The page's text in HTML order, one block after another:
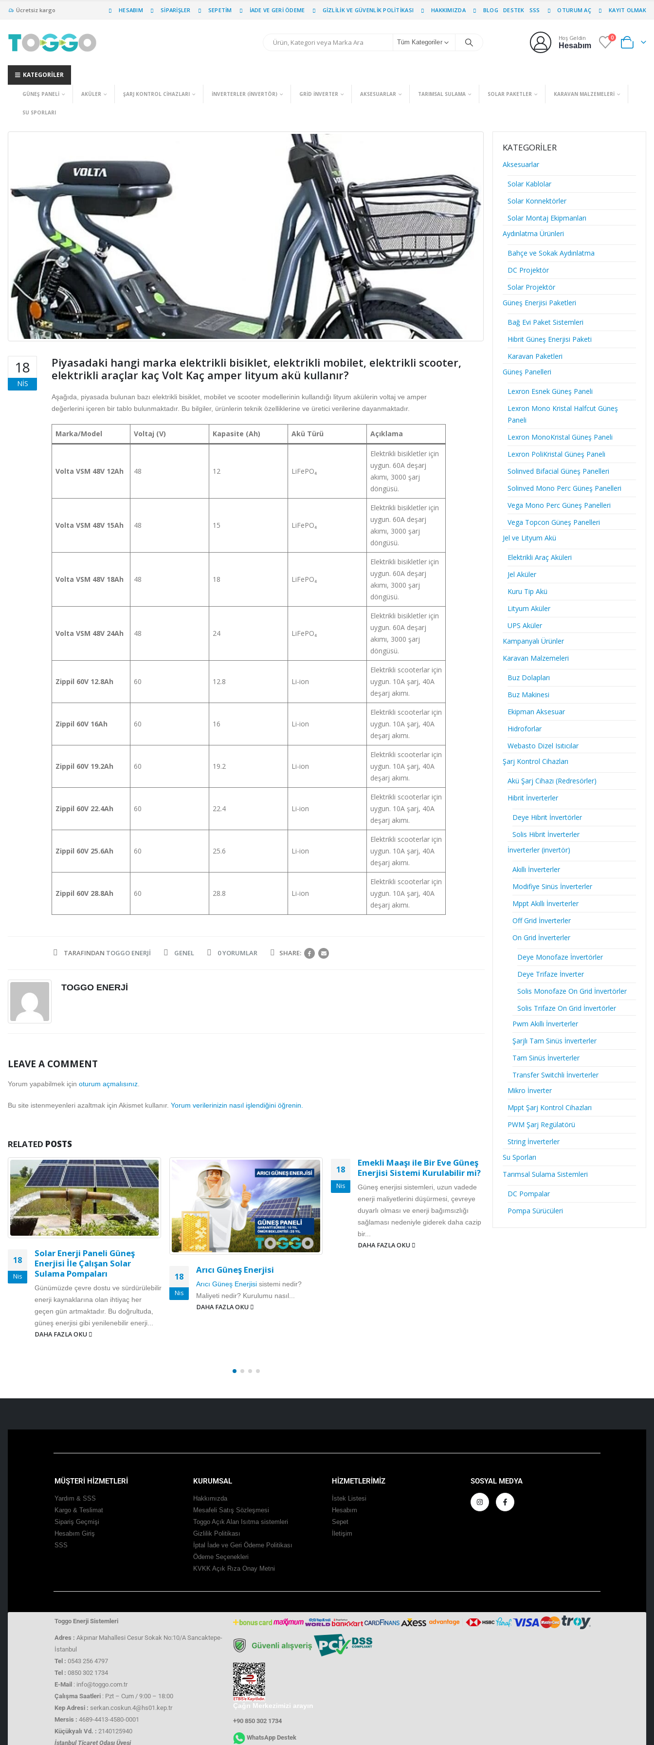
Ücretsiz kargo HESABIM SIPARIŞLER SEPETIM İADE VE GERI ÖDEME GIZLILIK VE GÜVENLIK POLITIKASI HAKKIMIZDA BLOG DESTEK SSS OTURUM AÇ KAYIT OLMAK
Tüm Kategoriler
Hoş Geldin
Hesabım
0
KATEGORILER
GÜNEŞ PANELI AKÜLER ŞARJ KONTROL CIHAZLARI İNVERTERLER (INVERTÖR) GRID İNVERTER AKSESUARLAR TARIMSAL SULAMA SOLAR PAKETLER KARAVAN MALZEMELERI
SU SPORLARI
18
NIS
Piyasadaki hangi marka elektrikli bisiklet, elektrikli mobilet, elektrikli scooter,
elektrikli araçlar kaç Volt Kaç amper lityum akü kullanır?
Aşağıda, piyasada bulunan bazı elektrikli bisiklet, mobilet ve scooter modellerinin kullandığı lityum akülerin voltaj ve amper
değerlerini içeren bir tablo bulunmaktadır. Bu bilgiler, ürünlerin teknik özelliklerine ve üretici verilerine dayanmaktadır.​
Marka/Model Voltaj (V) Kapasite (Ah) Akü Türü Açıklama
Volta VSM 48V 12Ah 48 12 LiFePO₄
Elektrikli bisikletler için
uygun. 60A deşarj
akımı, 3000 şarj
döngüsü.
Volta VSM 48V 15Ah 48 15 LiFePO₄
Elektrikli bisikletler için
uygun. 60A deşarj
akımı, 3000 şarj
döngüsü.
Volta VSM 48V 18Ah 48 18 LiFePO₄
Elektrikli bisikletler için
uygun. 60A deşarj
akımı, 3000 şarj
döngüsü.
Volta VSM 48V 24Ah 48 24 LiFePO₄
Elektrikli bisikletler için
uygun. 60A deşarj
akımı, 3000 şarj
döngüsü.
Zippil 60V 12.8Ah 60 12.8 Li-ion
Elektrikli scooterlar için
uygun. 10A şarj, 40A
deşarj akımı.
Zippil 60V 16Ah 60 16 Li-ion
Elektrikli scooterlar için
uygun. 10A şarj, 40A
deşarj akımı.
Zippil 60V 19.2Ah 60 19.2 Li-ion
Elektrikli scooterlar için
uygun. 10A şarj, 40A
deşarj akımı.
Zippil 60V 22.4Ah 60 22.4 Li-ion
Elektrikli scooterlar için
uygun. 10A şarj, 40A
deşarj akımı.
Zippil 60V 25.6Ah 60 25.6 Li-ion
Elektrikli scooterlar için
uygun. 10A şarj, 40A
deşarj akımı.
Zippil 60V 28.8Ah 60 28.8 Li-ion
Elektrikli scooterlar için
uygun. 10A şarj, 40A
deşarj akımı.
TARAFINDAN TOGGO ENERJI GENEL 0 YORUMLAR SHARE:
TOGGO ENERJI
LEAVE A COMMENT
Yorum yapabilmek için oturum açmalısınız
Bu site istenmeyenleri azaltmak için Akismet kullanır. Yorum verilerinizin nasıl işlendiğini öğrenin.
RELATED POSTS
18
Nis
Solar Enerji Paneli Güneş
Enerjisi İle Çalışan Solar
Sulama Pompaları
Günümüzde çevre dostu ve sürdürülebilir
enerji kaynaklarına olan ihtiyaç her
geçen gün artmaktadır. Bu doğrultuda,
güneş enerjisi gibi yenilenebilir enerji...
DAHA FAZLA OKU
18
Nis
Arıcı Güneş Enerjisi
Arıcı Güneş Enerjisi sistemi nedir?
Maliyeti nedir? Kurulumu nasıl...
DAHA FAZLA OKU
18
Nis
Emekli Maaşı ile Bir Eve Güneş
Enerjisi Sistemi Kurulabilir mi?
Güneş enerjisi sistemleri, uzun vadede
enerji maliyetlerini düşürmesi, çevreye
duyarlı olması ve enerji bağımsızlığı
sağlaması nedeniyle giderek daha cazip
bir...
DAHA FAZLA OKU
KATEGORILER
Aksesuarlar
Solar Kablolar
Solar Konnektörler
Solar Montaj Ekipmanları
Aydınlatma Ürünleri
Bahçe ve Sokak Aydınlatma
DC Projektör
Solar Projektör
Güneş Enerjisi Paketleri
Bağ Evi Paket Sistemleri
Hibrit Güneş Enerjisi Paketi
Karavan Paketleri
Güneş Panelleri
Lexron Esnek Güneş Paneli
Lexron Mono Kristal Halfcut Güneş
Paneli
Lexron MonoKristal Güneş Paneli
Lexron PoliKristal Güneş Paneli
Solinved Bifacial Güneş Panelleri
Solinved Mono Perc Güneş Panelleri
Vega Mono Perc Güneş Panelleri
Vega Topcon Güneş Panelleri
Jel ve Lityum Akü
Elektrikli Araç Aküleri
Jel Aküler
Kuru Tip Akü
Lityum Aküler
UPS Aküler
Kampanyalı Ürünler
Karavan Malzemeleri
Buz Dolapları
Buz Makinesi
Ekipman Aksesuar
Hidroforlar
Webasto Dizel Isıtıcılar
Şarj Kontrol Cihazları
Akü Şarj Cihazı (Redresörler)
Hibrit İnverterler
Deye Hibrit İnvertörler
Solis Hibrit İnverterler
İnverterler (invertör)
Akıllı İnverterler
Modifiye Sinüs İnverterler
Mppt Akıllı İnverterler
Off Grid İnverterler
On Grid İnverterler
Deye Monofaze İnvertörler
Deye Trifaze İnverter
Solis Monofaze On Grid İnvertörler
Solis Trifaze On Grid İnvertörler
Pwm Akıllı İnverterler
Şarjlı Tam Sinüs İnverterler
Tam Sinüs İnverterler
Transfer Switchli İnverterler
Mikro İnverter
Mppt Şarj Kontrol Cihazları
PWM Şarj Regülatörü
String İnverterler
Su Sporları
Tarımsal Sulama Sistemleri
DC Pompalar
Pompa Sürücüleri
MÜŞTERİ HİZMETLERİ
Yardım & SSS
Kargo & Teslimat
Sipariş Geçmişi
Hesabım Giriş
SSS
KURUMSAL
Hakkımızda
Mesafeli Satış Sözleşmesi
Toggo Açık Alan Isıtma sistemleri
Gizlilik Politikası
İptal İade ve Geri Ödeme Politikası
Ödeme Seçenekleri
KVKK Açık Rıza Onay Metni
HİZMETLERİMİZ
İstek Listesi
Hesabım
Sepet
İletişim
SOSYAL MEDYA
Toggo Enerji Sistemleri
Adres : Akpınar Mahallesi Cesur Sokak No:10/A Sancaktepe-
İstanbul
Tel : 0543 256 4797
Tel : 0850 302 1734
E-Mail : info@toggo.com.tr
Çalışma Saatleri : Pzt – Cum / 9:00 – 18:00
Kep Adresi : serkan.coskun.4@hs01.kep.tr
Mersis : 4689-4413-4580-0001
Küçükyalı Vd. : 2140125940
İstanbul Ticaret Odası Üyesi
Çağrı Merkezimizi arayın
+90 850 302 1734
WhatsApp Destek